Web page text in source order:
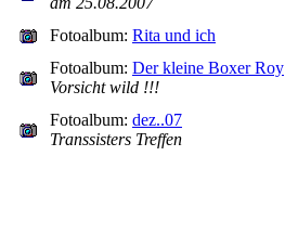
Fotoalbum: Rita und ich
Fotoalbum: Der kleine Boxer Roy
Vorsicht wild !!!
Fotoalbum: dez..07
Transsisters Treffen